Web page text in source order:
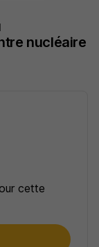
nucléaire
cette